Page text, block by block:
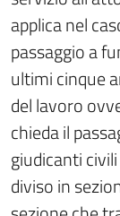
applica nel
passaggio a
ultimi cinque
del lavoro
chieda il
giudicanti
diviso in